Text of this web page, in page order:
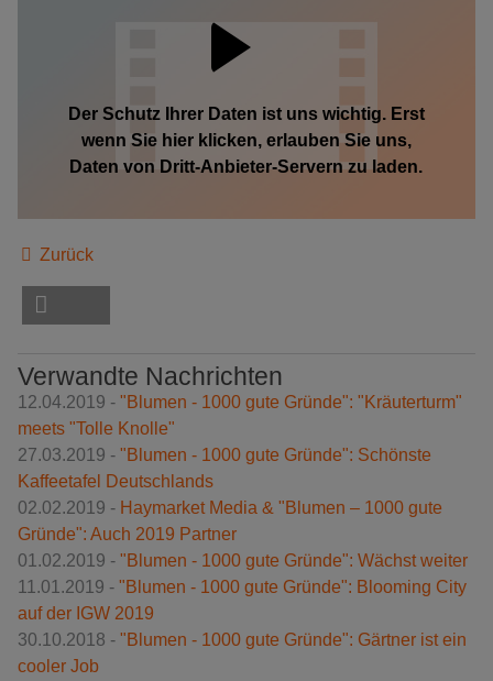
Der Schutz Ihrer Daten ist uns wichtig. Erst
wenn Sie hier klicken, erlauben Sie uns,
Daten von Dritt-Anbieter-Servern zu laden.
Zurück
Verwandte Nachrichten
12.04.2019 - "Blumen - 1000 gute Gründe": "Kräuterturm"
meets "Tolle Knolle"
27.03.2019 - "Blumen - 1000 gute Gründe": Schönste
Kaffeetafel Deutschlands
02.02.2019 - Haymarket Media & "Blumen – 1000 gute
Gründe": Auch 2019 Partner
01.02.2019 - "Blumen - 1000 gute Gründe": Wächst weiter
11.01.2019 - "Blumen - 1000 gute Gründe": Blooming City
auf der IGW 2019
30.10.2018 - "Blumen - 1000 gute Gründe": Gärtner ist ein
cooler Job